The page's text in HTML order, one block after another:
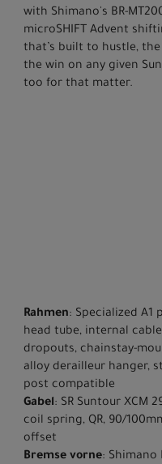
with Shimano's BR-
microSHIFT Advent
that’s built to hustle,
the win on any given
too for that matter.
Rahmen: Specialized A1
head tube, internal
dropouts, chainstay-
alloy derailleur hanger,
post compatible
Gabel: SR Suntour XCM
coil spring, QR, 90/
offset
Bremse vorne: Shimano